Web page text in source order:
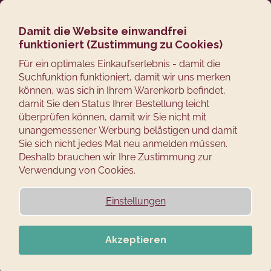
Damit die Website einwandfrei
funktioniert (Zustimmung zu Cookies)
Für ein optimales Einkaufserlebnis - damit die
Suchfunktion funktioniert, damit wir uns merken
können, was sich in Ihrem Warenkorb befindet,
damit Sie den Status Ihrer Bestellung leicht
überprüfen können, damit wir Sie nicht mit
unangemessener Werbung belästigen und damit
Sie sich nicht jedes Mal neu anmelden müssen.
Deshalb brauchen wir Ihre Zustimmung zur
Verwendung von Cookies.
Einstellungen
Akzeptieren
Zum
springenZurück
zum
W
A
S
S
U
C
H
N
S